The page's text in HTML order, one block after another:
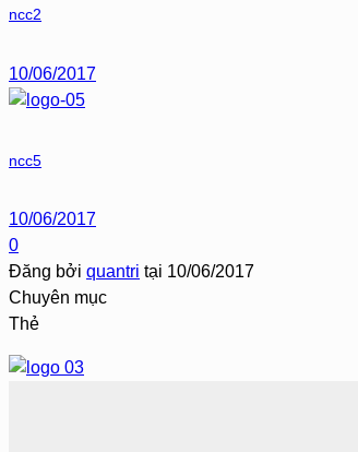
ncc2
10/06/2017
ncc5
10/06/2017
0
Đăng bởi quantri tại 10/06/2017
Chuyên mục
Thẻ